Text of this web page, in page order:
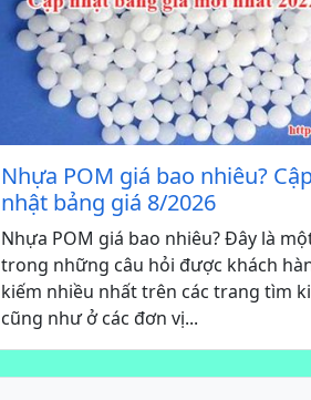
Nhựa POM giá bao nhiêu?
nhật bảng giá 8/2026
Nhựa POM giá bao nhiêu? Đây là
trong những câu hỏi được khách
kiếm nhiều nhất trên các trang tìm
cũng như ở các đơn vị...